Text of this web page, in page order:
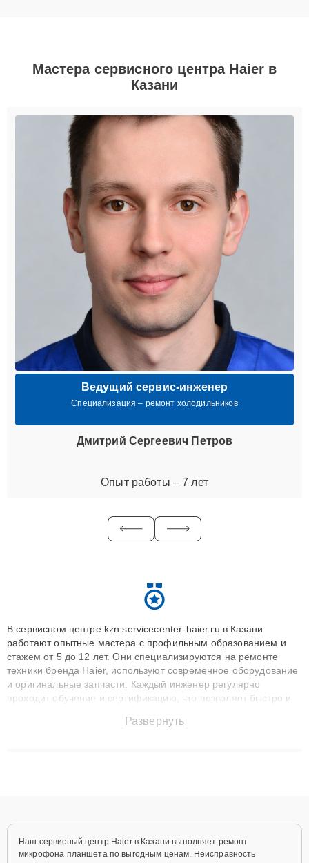
Мастера сервисного центра Haier в
Казани
Ведущий сервис-инженер
Специализация – ремонт холодильников
Дмитрий Сергеевич Петров
Опыт работы – 7 лет
В сервисном центре kzn.servicecenter-haier.ru в Казани
работают опытные мастера с профильным образованием и
стажем от 5 до 12 лет. Они специализируются на ремонте
техники бренда Haier, используют современное оборудование
и оригинальные запчасти. Каждый инженер регулярно
проходит обучение и сертификацию, что позволяет быстро и
сохранением гарантии до 3 лет. Наши мастера решают
Развернуть
Наш сервисный центр Haier в Казани выполняет ремонт
микрофона планшета по выгодным ценам. Неисправность